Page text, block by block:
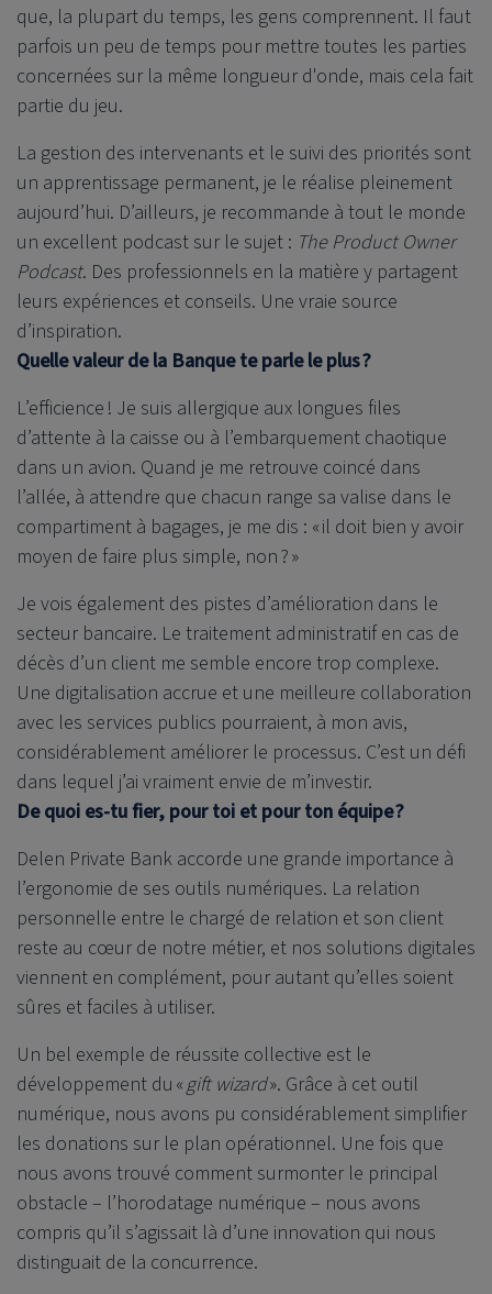
que, la plupart du temps, les gens comprennent. Il faut
parfois un peu de temps pour mettre toutes les parties
concernées sur la même longueur d'onde, mais cela fait
partie du jeu.
La gestion des intervenants et le suivi des priorités sont
un apprentissage permanent, je le réalise pleinement
aujourd’hui. D’ailleurs, je recommande à tout le monde
un excellent podcast sur le sujet : The Product Owner
Podcast. Des professionnels en la matière y partagent
leurs expériences et conseils. Une vraie source
d’inspiration.
Quelle valeur de la Banque te parle le plus ?
L’efficience ! Je suis allergique aux longues files
d’attente à la caisse ou à l’embarquement chaotique
dans un avion. Quand je me retrouve coincé dans
l’allée, à attendre que chacun range sa valise dans le
compartiment à bagages, je me dis : « il doit bien y avoir
moyen de faire plus simple, non ? »
Je vois également des pistes d’amélioration dans le
secteur bancaire. Le traitement administratif en cas de
décès d’un client me semble encore trop complexe.
Une digitalisation accrue et une meilleure collaboration
avec les services publics pourraient, à mon avis,
considérablement améliorer le processus. C’est un défi
dans lequel j’ai vraiment envie de m’investir.
De quoi es-tu fier, pour toi et pour ton équipe ?
Delen Private Bank accorde une grande importance à
l’ergonomie de ses outils numériques. La relation
personnelle entre le chargé de relation et son client
reste au cœur de notre métier, et nos solutions digitales
viennent en complément, pour autant qu’elles soient
sûres et faciles à utiliser.
Un bel exemple de réussite collective est le
développement du «gift wizard». Grâce à cet outil
numérique, nous avons pu considérablement simplifier
les donations sur le plan opérationnel. Une fois que
nous avons trouvé comment surmonter le principal
obstacle – l’horodatage numérique – nous avons
compris qu’il s’agissait là d’une innovation qui nous
distinguait de la concurrence.